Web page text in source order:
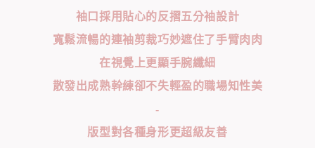
袖口採用貼心的反摺五分袖設計
寬鬆流暢的連袖剪裁巧妙遮住了手臂肉肉
在視覺上更顯手腕纖細
散發出成熟幹練卻不失輕盈的職場知性美
-
版型對各種身形更超級友善